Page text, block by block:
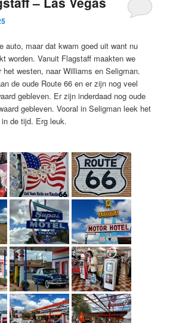
auto, maar dat kwam goed uit want nu
worden. Vanuit Flagstaff maakten we
het westen, naar Williams en Seligman.
de oude Route 66 en er zijn nog veel
gebleven. Er zijn inderdaad nog oude
gebleven. Vooral in Seligman leek het
de tijd. Erg leuk.